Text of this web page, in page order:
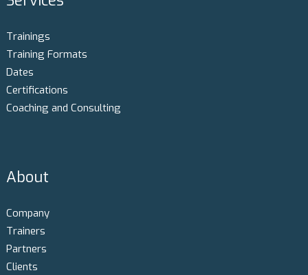
Trainings
Training Formats
Dates
Certifications
Coaching and Consulting
About
Company
Trainers
Partners
Clients